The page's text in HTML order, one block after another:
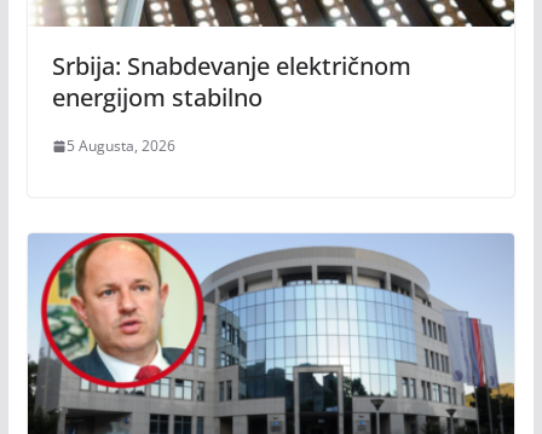
Srbija: Snabdevanje električnom
energijom stabilno
5 Augusta, 2026